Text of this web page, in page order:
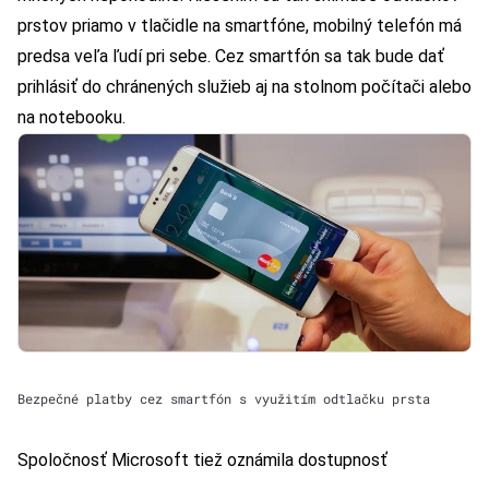
prstov priamo v tlačidle na smartfóne, mobilný telefón má
predsa veľa ľudí pri sebe. Cez smartfón sa tak bude dať
prihlásiť do chránených služieb aj na stolnom počítači alebo
na notebooku.
Bezpečné platby cez smartfón s využitím odtlačku prsta
Spoločnosť Microsoft tiež oznámila dostupnosť